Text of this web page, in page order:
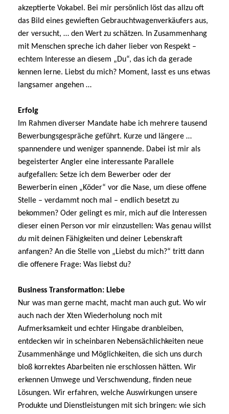
akzeptierte Vokabel. Bei mir persönlich löst das allzu oft
das Bild eines gewieften Gebrauchtwagenverkäufers aus,
der versucht, … den Wert zu schätzen. In Zusammenhang
mit Menschen spreche ich daher lieber von Respekt –
echtem Interesse an diesem „Du“, das ich da gerade
kennen lerne. Liebst du mich? Moment, lasst es uns etwas
langsamer angehen …
Erfolg
Im Rahmen diverser Mandate habe ich mehrere tausend
Bewerbungsgespräche geführt. Kurze und längere …
spannendere und weniger spannende. Dabei ist mir als
begeisterter Angler eine interessante Parallele
aufgefallen: Setze ich dem Bewerber oder der
Bewerberin einen „Köder“ vor die Nase, um diese offene
Stelle – verdammt noch mal – endlich besetzt zu
bekommen? Oder gelingt es mir, mich auf die Interessen
dieser einen Person vor mir einzustellen: Was genau willst
du mit deinen Fähigkeiten und deiner Lebenskraft
anfangen? An die Stelle von „Liebst du mich?“ tritt dann
die offenere Frage: Was liebst du?
Business Transformation: Liebe
Nur was man gerne macht, macht man auch gut. Wo wir
auch nach der Xten Wiederholung noch mit
Aufmerksamkeit und echter Hingabe dranbleiben,
entdecken wir in scheinbaren Nebensächlichkeiten neue
Zusammenhänge und Möglichkeiten, die sich uns durch
bloß korrektes Abarbeiten nie erschlossen hätten. Wir
erkennen Umwege und Verschwendung, finden neue
Lösungen. Wir erfahren, welche Auswirkungen unsere
Produkte und Dienstleistungen mit sich bringen: wie sich